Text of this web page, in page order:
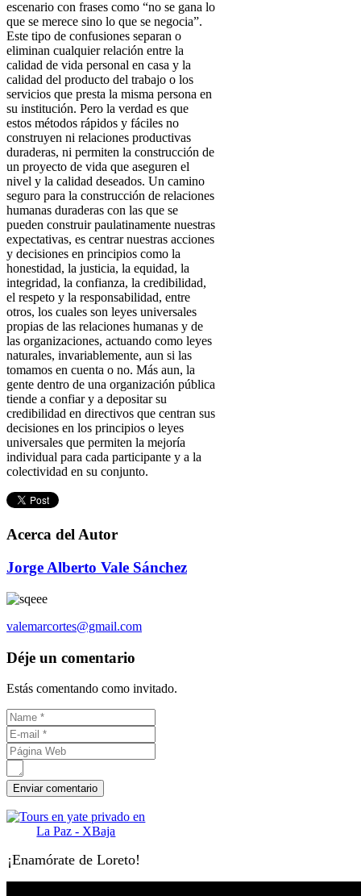
escenario con frases como “no se gana lo
que se merece sino lo que se negocia”.
Este tipo de confusiones separan o
eliminan cualquier relación entre la
calidad de vida personal en casa y la
calidad del producto del trabajo o los
servicios que presta la misma persona en
su institución. Pero la verdad es que
estos métodos rápidos y fáciles no
construyen ni relaciones productivas
duraderas, ni permiten la construcción de
un proyecto de vida que aseguren el
nivel y la calidad deseados. Un camino
seguro para la construcción de relaciones
humanas duraderas con las que se
pueden construir paulatinamente nuestras
expectativas, es centrar nuestras acciones
y decisiones en principios como la
honestidad, la justicia, la equidad, la
integridad, la confianza, la credibilidad,
el respeto y la responsabilidad, entre
otros, los cuales son leyes universales
propias de las relaciones humanas y de
las organizaciones, actuando como leyes
naturales, invariablemente, aun si las
tomamos en cuenta o no. Más aun, la
gente dentro de una organización pública
tiende a confiar y a depositar su
credibilidad en directivos que centran sus
decisiones en los principios o leyes
universales que permiten la mejoría
individual para cada participante y a la
colectividad en su conjunto.
Acerca del Autor
Jorge Alberto Vale Sánchez
valemarcortes@gmail.com
Déje un comentario
Estás comentando como invitado.
¡Enamórate de Loreto!